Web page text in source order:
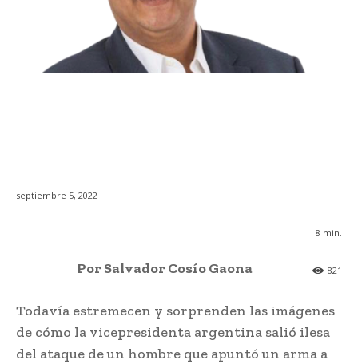
septiembre 5, 2022
8 min.
821
Por Salvador Cosío Gaona
Todavía estremecen y sorprenden las imágenes
de cómo la vicepresidenta argentina salió ilesa
del ataque de un hombre que apuntó un arma a